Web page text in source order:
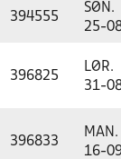
394555
SØN.
25-
396825
LØR.
31-
396833
MAN.
16-